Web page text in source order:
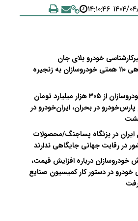
۲۴ ۱۴:۱۰:۴۶
خودرو بلای جان
قطعه‌سازان/بدهی ۱۱۰ همتی خودروسازان به زنجیره
زیان انباشته خودروسازان از ۳۰۵ هزار میلیارد تومان
در بحران، ایران‌خودرو در
ایران در بزنگاه پساجنگ/محصولات
در رقابت جهانی جایگاهی ندارند
خودروسازان درباره افزایش قیمت،
خودرو در دستور کار کمیسیون صنایع